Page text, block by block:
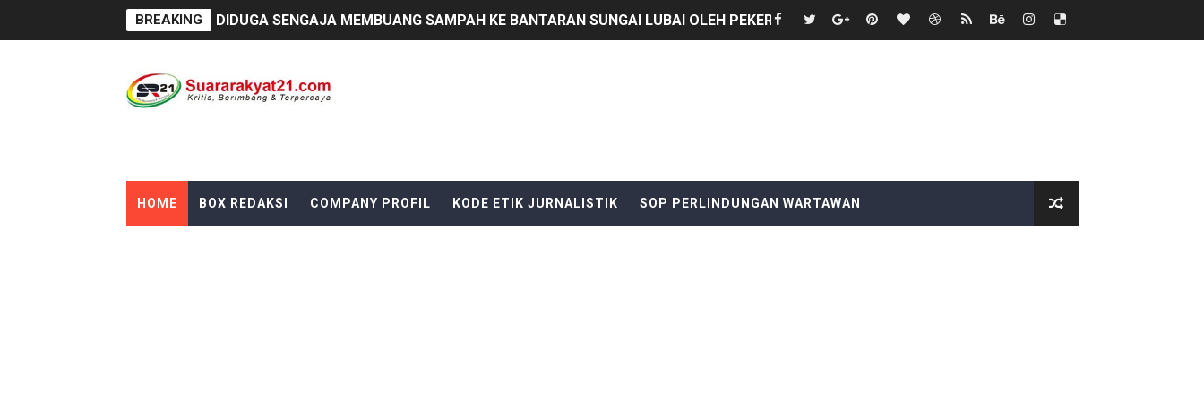
BREAKING DIDUGA SENGAJA MEMBUANG SAMPAH KE BANTARAN SUNGAI LUBAI OLEH PEKERJA DARI PT EPIK INTEGRATEDEPC
Sudah Seharusnya Wartawan Mengelola Website Media Sendiri, Ini Kata Ketua DPC PPWI Pandeglang
GIAT DPD APPSI LAMPUNG SELATANAudiensi Bersama Kepala Dinas Perdagangan Kabupaten Lampung Selatan
Proyek Rp7,15 Miliar Sungai Pinoh Disorot: Diduga Gunakan Material Urugan Ilegal, LIBAS Desak Audit Menyeluruh
HOME BOX REDAKSI COMPANY PROFIL KODE ETIK JURNALISTIK SOP PERLINDUNGAN WARTAWAN